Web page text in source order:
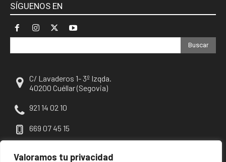
Valoramos tu privacidad
SÍGUENOS EN
Buscar
C/ Lavaderos 1- 3º Izqda.
40200 Cuéllar (Segovia)
921 14 02 10
669 07 45 15